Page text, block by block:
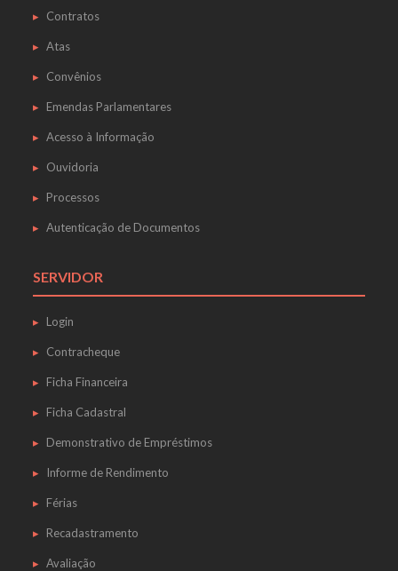
Contratos
Atas
Convênios
Emendas Parlamentares
Acesso à Informação
Ouvidoria
Processos
Autenticação de Documentos
SERVIDOR
Login
Contracheque
Ficha Financeira
Ficha Cadastral
Demonstrativo de Empréstimos
Informe de Rendimento
Férias
Recadastramento
Avaliação